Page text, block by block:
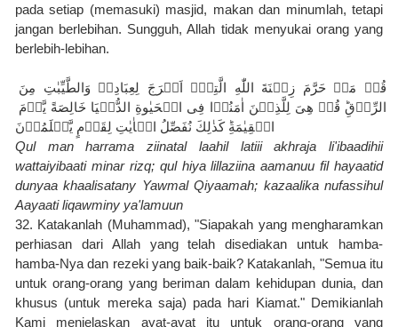
pada setiap (memasuki) masjid, makan dan minumlah, tetapi
jangan berlebihan. Sungguh, Allah tidak menyukai orang yang
berlebih-lebihan.
الۡقِيٰمَةِ‌ؕ كَذٰلِكَ نُفَصِّلُ الۡاٰيٰتِ لِقَوۡمٍ يَّعۡلَمُوۡنَ
Qul man harrama ziinatal laahil latiii akhraja li'ibaadihii
wattaiyibaati minar rizq; qul hiya lillaziina aamanuu fil hayaatid
dunyaa khaalisatany Yawmal Qiyaamah; kazaalika nufassihul
Aayaati liqawminy ya'lamuun
32. Katakanlah (Muhammad), "Siapakah yang mengharamkan
perhiasan dari Allah yang telah disediakan untuk hamba-
hamba-Nya dan rezeki yang baik-baik? Katakanlah, "Semua itu
untuk orang-orang yang beriman dalam kehidupan dunia, dan
khusus (untuk mereka saja) pada hari Kiamat." Demikianlah
Kami menjelaskan ayat-ayat itu untuk orang-orang yang